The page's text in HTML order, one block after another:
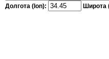
Долгота (lon): Широта